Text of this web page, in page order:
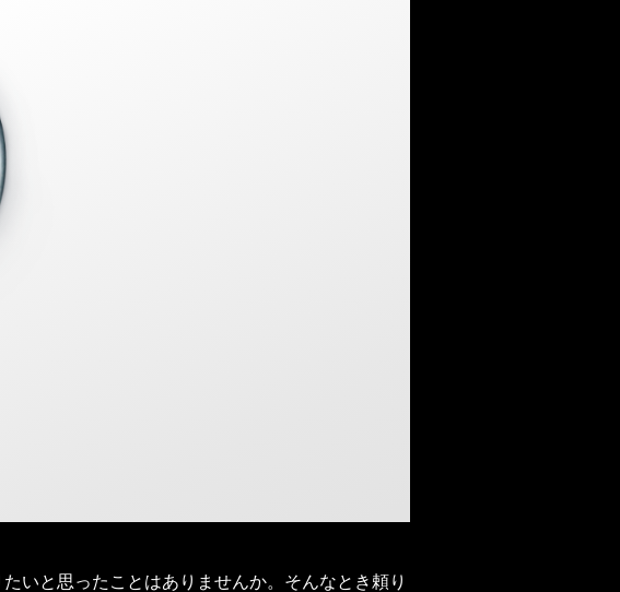
いと思ったことはありませんか。そんなとき頼り